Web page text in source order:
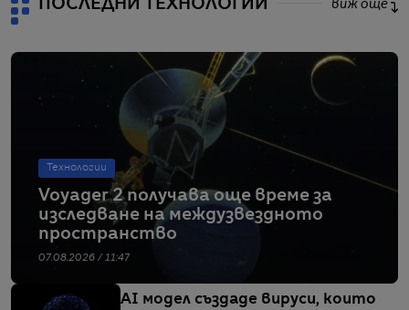
ПОСЛЕДНИ ТЕХНОЛОГИИ виж още
Технологии
Voyager 2 получава още време за
изследване на междузвездното
пространство
07.08.2026 / 11:47
AI модел създаде вируси, които